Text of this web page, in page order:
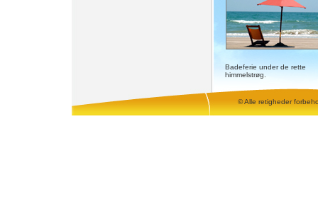
Badeferie under de rette
himmelstrøg.
© Alle retigheder